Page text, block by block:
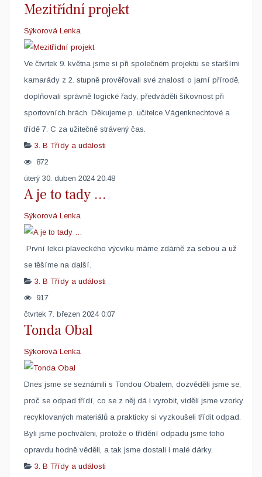
Mezitřídní projekt
Sýkorová Lenka
Ve čtvrtek 9. května jsme si při společném projektu se staršími
kamarády z 2. stupně prověřovali své znalosti o jarní přírodě,
doplňovali správně logické řady, předváděli šikovnost při
sportovních hrách. Děkujeme p. učitelce Vágenknechtové a
třídě 7. C za užitečně strávený čas. ​ ​
3. B Třídy a události
872
úterý 30. duben 2024 20:48
A je to tady …
Sýkorová Lenka
​ První lekci plaveckého výcviku máme zdárně za sebou a už
se těšíme na další.
3. B Třídy a události
917
čtvrtek 7. březen 2024 0:07
Tonda Obal
Sýkorová Lenka
Dnes jsme se seznámili s Tondou Obalem, dozvěděli jsme se,
proč se odpad třídí, co se z něj dá i vyrobit, viděli jsme vzorky
recyklovaných materiálů a prakticky si vyzkoušeli třídit odpad.
Byli jsme pochváleni, protože o třídění odpadu jsme toho
opravdu hodně věděli, a tak jsme dostali i malé dárky. ​ ​
3. B Třídy a události